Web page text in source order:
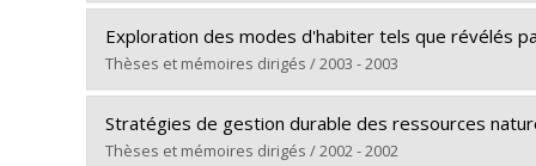
Diplôme obtenu :Ph. D.
Lien vers le document dans Papyrus
Diplômé(e) :Ginati Turner, Michal
Cycle : Maîtrise
Diplôme obtenu :M. Sc. A.
Lien vers le document dans Papyrus
Exploration des modes d'habiter tels que révélés
Thèses et mémoires dirigés / 2003 - 2003
Diplômé(e) :Beaudry, Esther
Cycle : Maîtrise
Stratégies de gestion durable des ressources
Thèses et mémoires dirigés / 2002 - 2002